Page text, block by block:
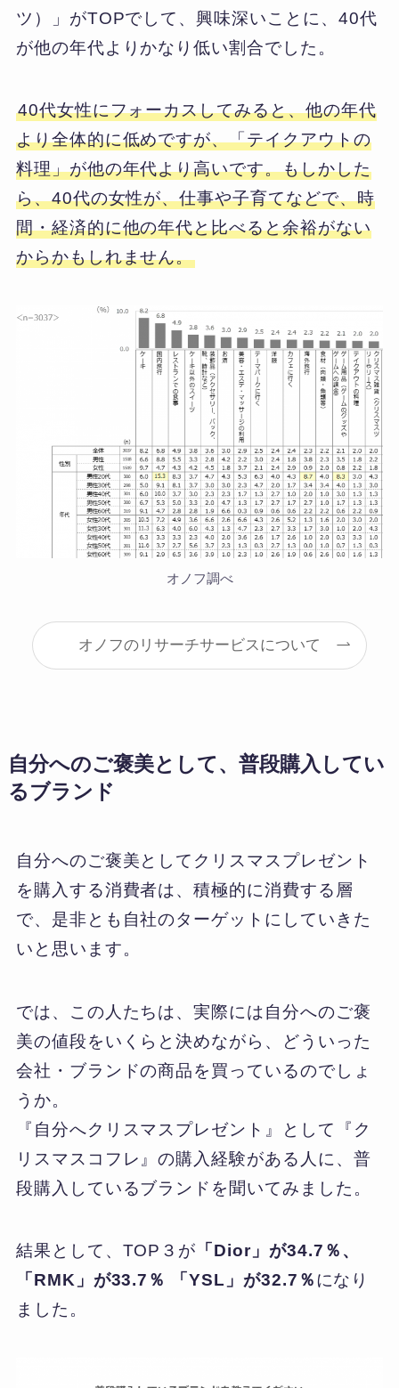
ツ）」がTOPでして、興味深いことに、40代
が他の年代よりかなり低い割合でした。
40代女性にフォーカスしてみると、他の年代
より全体的に低めですが、「テイクアウトの
料理」が他の年代より高いです。もしかした
ら、40代の女性が、仕事や子育てなどで、時
間・経済的に他の年代と比べると余裕がない
からかもしれません。
オノフ調べ
オノフのリサーチサービスについて
自分へのご褒美として、普段購入してい
るブランド
自分へのご褒美としてクリスマスプレゼント
を購入する消費者は、積極的に消費する層
で、是非とも自社のターゲットにしていきた
いと思います。
では、この人たちは、実際には自分へのご褒
美の値段をいくらと決めながら、どういった
会社・ブランドの商品を買っているのでしょ
うか。
『自分へクリスマスプレゼント』として『ク
リスマスコフレ』の購入経験がある人に、普
段購入しているブランドを聞いてみました。
結果として、TOP３が 「Dior」が34.7％、
「RMK」が33.7％ 「YSL」が32.7％になり
ました。